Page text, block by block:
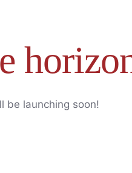
be launching soon!